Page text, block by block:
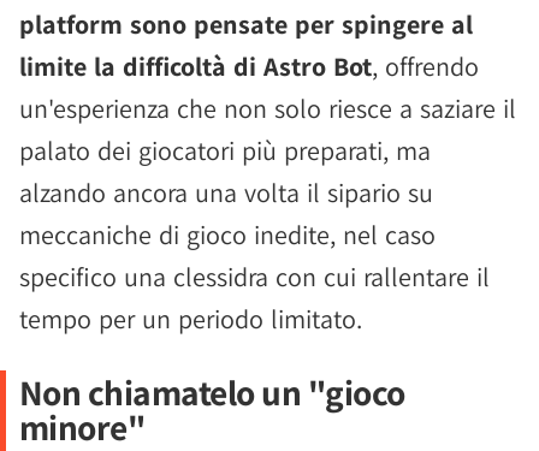
platform sono pensate per spingere al
limite la difficoltà di Astro Bot, offrendo
un'esperienza che non solo riesce a saziare il
palato dei giocatori più preparati, ma
alzando ancora una volta il sipario su
meccaniche di gioco inedite, nel caso
specifico una clessidra con cui rallentare il
tempo per un periodo limitato.
Non chiamatelo un "gioco
minore"